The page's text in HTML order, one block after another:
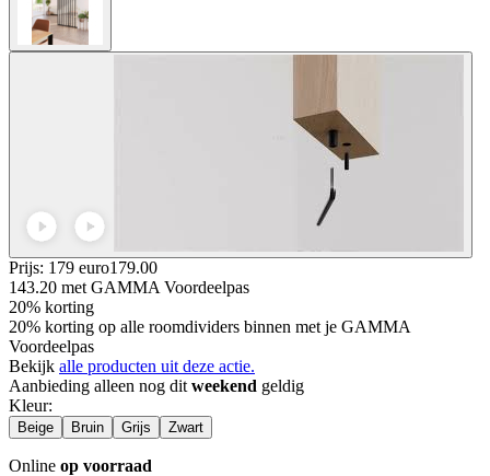
Prijs: 179 euro179.00
143.20 met GAMMA Voordeelpas
20% korting
20% korting op alle roomdividers binnen met je GAMMA
Voordeelpas
Bekijk alle producten uit deze actie.
Aanbieding alleen nog dit weekend geldig
Kleur:
Beige Bruin Grijs Zwart
Online op voorraad